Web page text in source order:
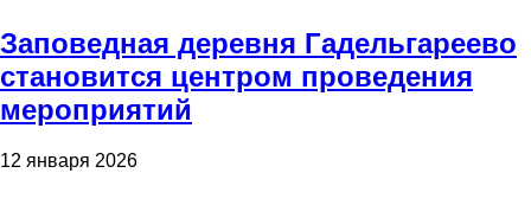
Заповедная деревня Гадельгареево
становится центром проведения
мероприятий
12 января 2026